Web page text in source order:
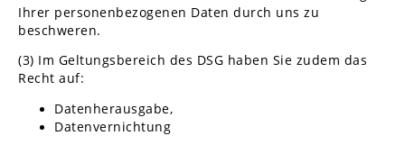
Ihrer personenbezogenen Daten durch uns zu
beschweren.
(3) Im Geltungsbereich des DSG haben Sie zudem das
Recht auf:
Datenherausgabe,
Datenvernichtung